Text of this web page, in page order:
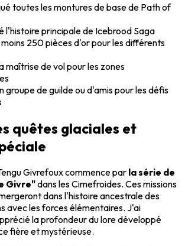
toutes les montures de base de Path of
l'histoire principale de Icebrood Saga
250 pièces d'or pour les différents
maîtrise de vol pour les zones
groupe de guilde ou d'amis pour les défis
quêtes glaciales et
Givrefoux commence par la série de
Givre"dans les Cimefroides. Ces missions
dans l'histoire ancestrale des
avec les forces élémentaires. J'ai
la profondeur du lore développé
fière et mystérieuse.